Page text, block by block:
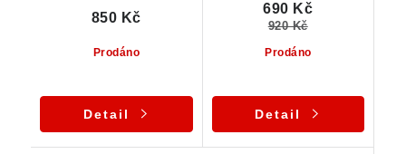
Prodáno
850 Kč
Detail
Prodáno
690 Kč
920 Kč
Detail